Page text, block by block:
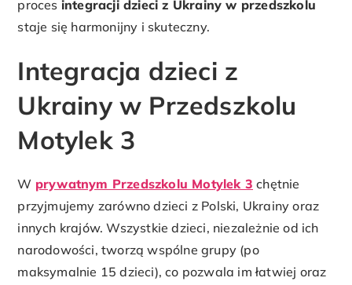
proces integracji dzieci z Ukrainy w przedszkolu
staje się harmonijny i skuteczny.
Integracja dzieci z
Ukrainy w Przedszkolu
Motylek 3
W prywatnym Przedszkolu Motylek 3 chętnie
przyjmujemy zarówno dzieci z Polski, Ukrainy oraz
innych krajów. Wszystkie dzieci, niezależnie od ich
narodowości, tworzą wspólne grupy (po
maksymalnie 15 dzieci), co pozwala im łatwiej oraz